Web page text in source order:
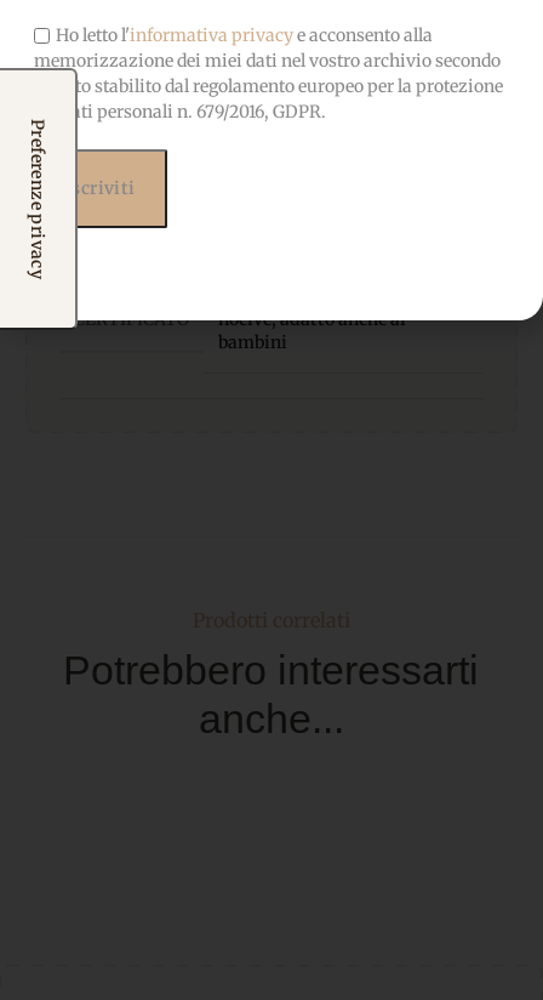
MATERIALE
Pannolenci di alta qualità,
morbido, facile da cucire e
incollare
CERTIFICATO
nocive, adatto anche ai
bambini
Potrebbero interessarti
anche...
Ho letto l'informativa privacye acconsento alla
memorizzazione dei miei dati nel vostro archivio secondo
quanto stabilito dal regolamento europeo per la protezione
dei dati personali n. 679/2016, GDPR.